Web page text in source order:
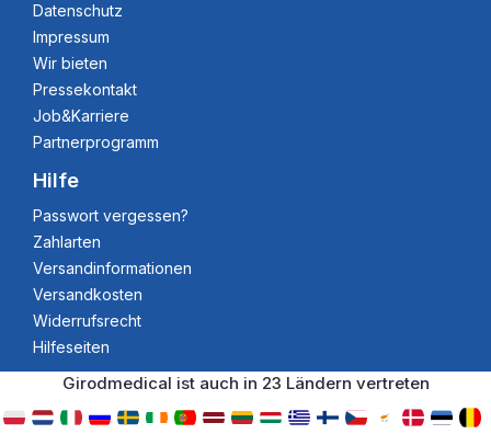
Datenschutz
Impressum
Wir bieten
Pressekontakt
Job&Karriere
Partnerprogramm
Hilfe
Passwort vergessen?
Zahlarten
Versandinformationen
Versandkosten
Widerrufsrecht
Hilfeseiten
Girodmedical ist auch in 23 Ländern vertreten